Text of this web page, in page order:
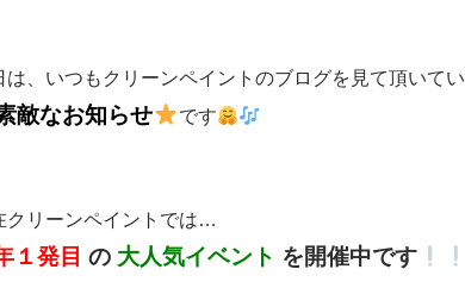
は、いつもクリーンペイントのブログを見て頂いて
敵なお知らせ です
クリーンペイントでは…
１発目 の 大人気イベント を開催中です